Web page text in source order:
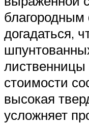
благородным
догадаться,
стоимости
высокая
усложняет